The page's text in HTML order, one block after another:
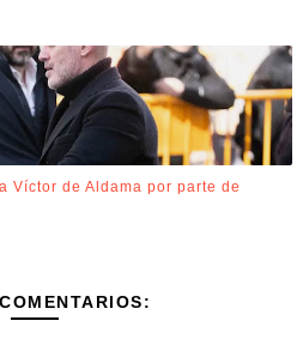
Víctor de Aldama por parte de